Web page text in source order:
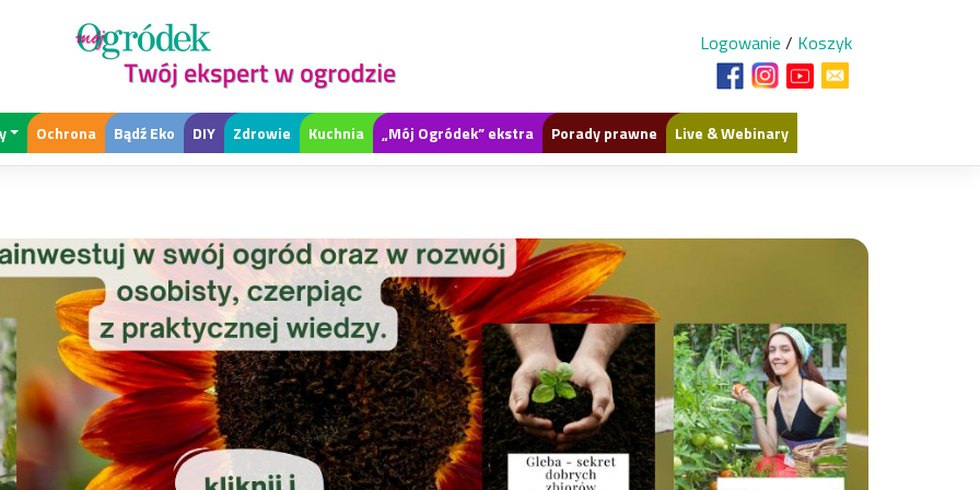
Logowanie / Koszyk
Ochrona Bądź Eko DIY Zdrowie Kuchnia „Mój Ogródek” ekstra Porady prawne Live & Webinary